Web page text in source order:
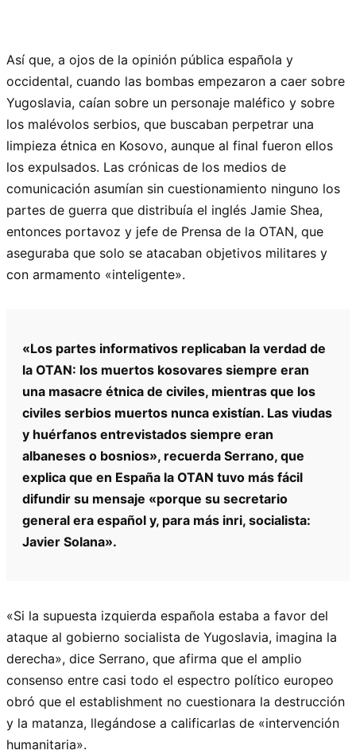
Así que, a ojos de la opinión pública española y
occidental, cuando las bombas empezaron a caer sobre
Yugoslavia, caían sobre un personaje maléfico y sobre
los malévolos serbios, que buscaban perpetrar una
limpieza étnica en Kosovo, aunque al final fueron ellos
los expulsados. Las crónicas de los medios de
comunicación asumían sin cuestionamiento ninguno los
partes de guerra que distribuía el inglés Jamie Shea,
entonces portavoz y jefe de Prensa de la OTAN, que
aseguraba que solo se atacaban objetivos militares y
con armamento «inteligente».
«Los partes informativos replicaban la verdad de
la OTAN: los muertos kosovares siempre eran
una masacre étnica de civiles, mientras que los
civiles serbios muertos nunca existían. Las viudas
y huérfanos entrevistados siempre eran
albaneses o bosnios», recuerda Serrano, que
explica que en España la OTAN tuvo más fácil
difundir su mensaje «porque su secretario
general era español y, para más inri, socialista:
Javier Solana».
«Si la supuesta izquierda española estaba a favor del
ataque al gobierno socialista de Yugoslavia, imagina la
derecha», dice Serrano, que afirma que el amplio
consenso entre casi todo el espectro político europeo
obró que el establishment no cuestionara la destrucción
y la matanza, llegándose a calificarlas de «intervención
humanitaria».